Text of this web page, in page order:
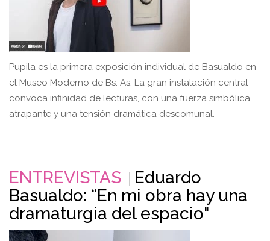
Pupila es la primera exposición individual de Basualdo en
el Museo Moderno de Bs. As. La gran instalación central
convoca infinidad de lecturas, con una fuerza simbólica
atrapante y una tensión dramática descomunal.
ENTREVISTAS
Eduardo
Basualdo: “En mi obra hay una
dramaturgia del espacio"